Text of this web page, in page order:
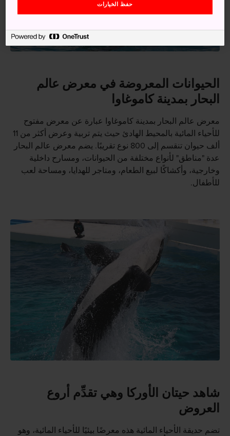
الحيوانات المعروضة في معرض عالم
البحار بمدينة كاموغاوا
معرض عالم البحار بمدينة كاموغاوا عبارة عن معرض مفتوح
للأحياء المائية بالمحيط الهادئ حيث يتم تربية وعرض أكثر من 11
ألف حيوان تنقسم إلى 800 نوع تقريبًا. يضم معرض عالم البحار
عدة "مناطق" لأنواع مختلفة من الحيوانات، ومسارح داخلية
وخارجية، وأكشاكًا لبيع الطعام، ومتاجر للهدايا، ومساحة لعب
للأطفال.
شاهد حيتان الأوركا وهي تقدِّم أروع
العروض
تضم حديقة الأحياء المائية هذه معرضًا بيئيًا للأحياء المائية، وهو
حفظ الخيارات